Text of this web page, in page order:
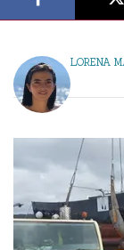
LORENA